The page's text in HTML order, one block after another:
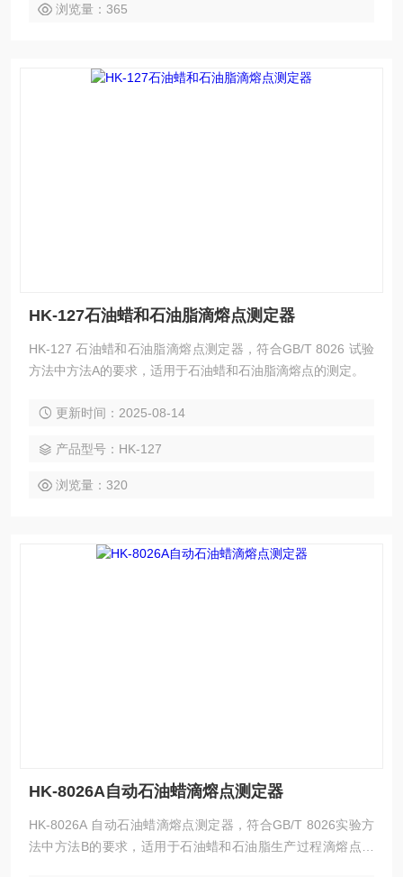
浏览量：365
HK-127石油蜡和石油脂滴熔点测定器
HK-127 石油蜡和石油脂滴熔点测定器，符合GB/T 8026 试验
方法中方法A的要求，适用于石油蜡和石油脂滴熔点的测定。
更新时间：2025-08-14
产品型号：HK-127
浏览量：320
HK-8026A自动石油蜡滴熔点测定器
HK-8026A 自动石油蜡滴熔点测定器，符合GB/T 8026实验方
法中方法B的要求，适用于石油蜡和石油脂生产过程滴熔点的